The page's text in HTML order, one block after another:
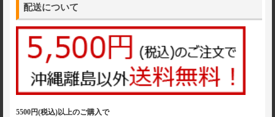
配送について
5500円(税込)以上のご購入で